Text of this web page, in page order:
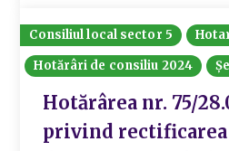
Consiliul local sector 5
Hotărâri de consiliu 2024
Hotărârea nr. 75/
privind